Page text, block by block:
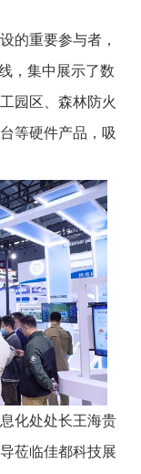
重要参与者，
，集中展示了数
园区、森林防火
等硬件产品，吸
化处处长王海贵
莅临佳都科技展